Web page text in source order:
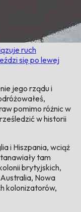
ruch
się po lewej
jego rządu i
pomimo różnic w
w historii
i Hiszpania, wciąż
tam
brytyjskich,
Nowa
kolonizatorów,